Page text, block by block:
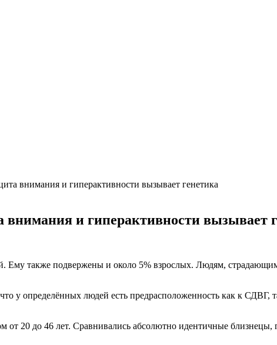
внимания и гиперактивности вызывает генетика
и гиперактивности вызывает
также подвержены и около 5% взрослых. Людям,
у определённых людей есть предрасположенность как к СДВГ,
от 20 до 46 лет. Сравнивались абсолютно идентичные